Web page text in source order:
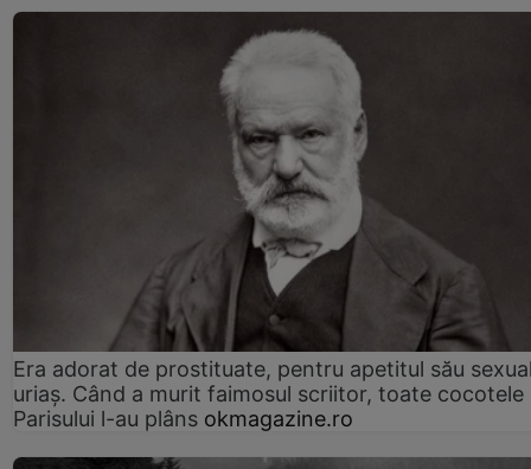
Era adorat de prostituate, pentru apetitul său
uriaș. Când a murit faimosul scriitor, toate cocotele
Parisului l-au plâns okmagazine.ro